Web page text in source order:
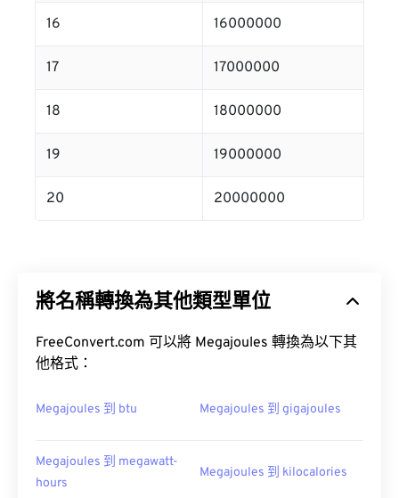
16 16000000
17 17000000
18 18000000
19 19000000
20 20000000
將名稱轉換為其他類型單位
FreeConvert.com 可以將 Megajoules 轉換為以下其
他格式：
Megajoules 到 btu Megajoules 到 gigajoules
Megajoules 到 megawatt-
hours
Megajoules 到 kilocalories